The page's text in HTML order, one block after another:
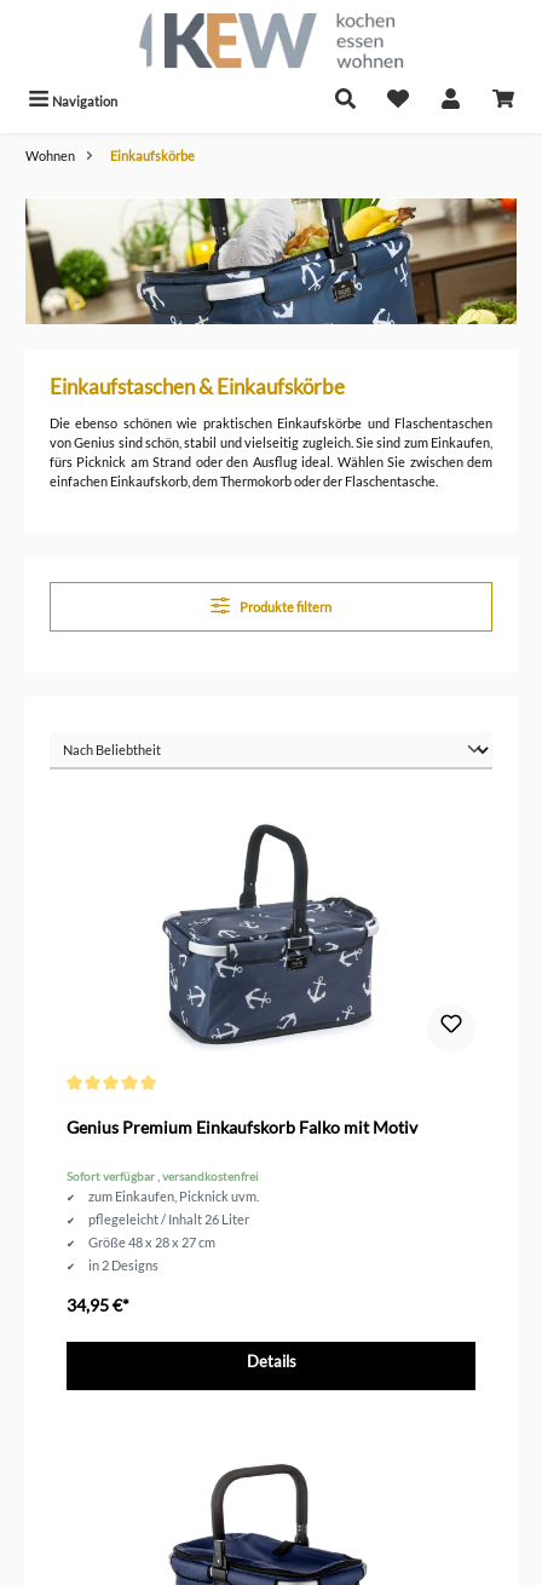
Navigation
Wohnen Einkaufskörbe
Einkaufstaschen & Einkaufskörbe
Die ebenso schönen wie praktischen Einkaufskörbe und Flaschentaschen
von Genius sind schön, stabil und vielseitig zugleich. Sie sind zum Einkaufen,
fürs Picknick am Strand oder den Ausflug ideal. Wählen Sie zwischen dem
einfachen Einkaufskorb, dem Thermokorb oder der Flaschentasche.
Produkte filtern
Genius Premium Einkaufskorb Falko mit Motiv
Sofort verfügbar , versandkostenfrei
zum Einkaufen, Picknick uvm.
pflegeleicht / Inhalt 26 Liter
Größe 48 x 28 x 27 cm
in 2 Designs
34,95 €*
Details